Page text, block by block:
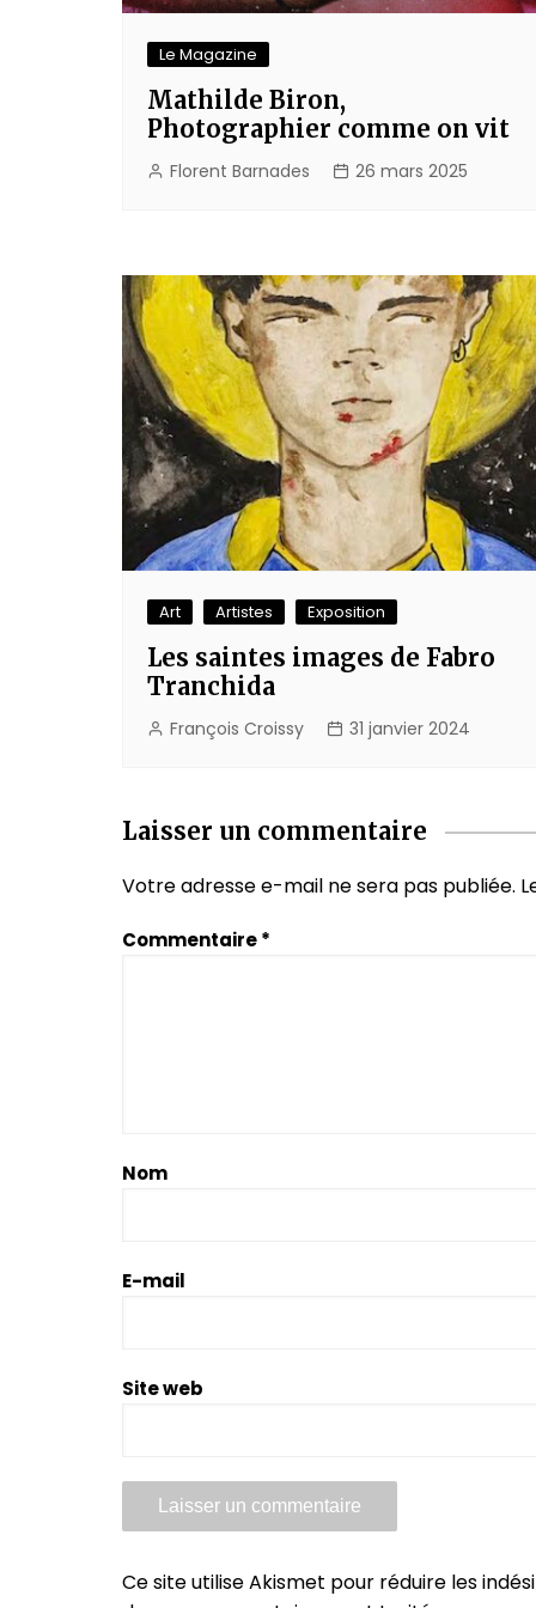
Le Magazine
Mathilde Biron,
Photographier comme on vit
Florent Barnades 26 mars 2025
Art Artistes Exposition
Les saintes images de Fabro
Tranchida
François Croissy 31 janvier 2024
Laisser un commentaire
Votre adresse e-mail ne sera pas publiée.
Commentaire*
Nom
E-mail
Site web
Ce site utilise Akismet pour réduire les